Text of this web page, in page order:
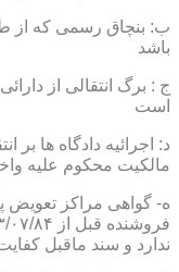
ب: بنچاق رسمی که از
باشد
ج : برگ انتقالی از
است
د: اجرائیه دادگاه ها بر
مالکیت محکوم علیه
ه- گواهی مراکز تعویض
ندارد و سند ماقبل